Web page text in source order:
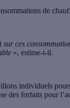
de
ces
», estime-t-il.
individuels
des forfaits pour